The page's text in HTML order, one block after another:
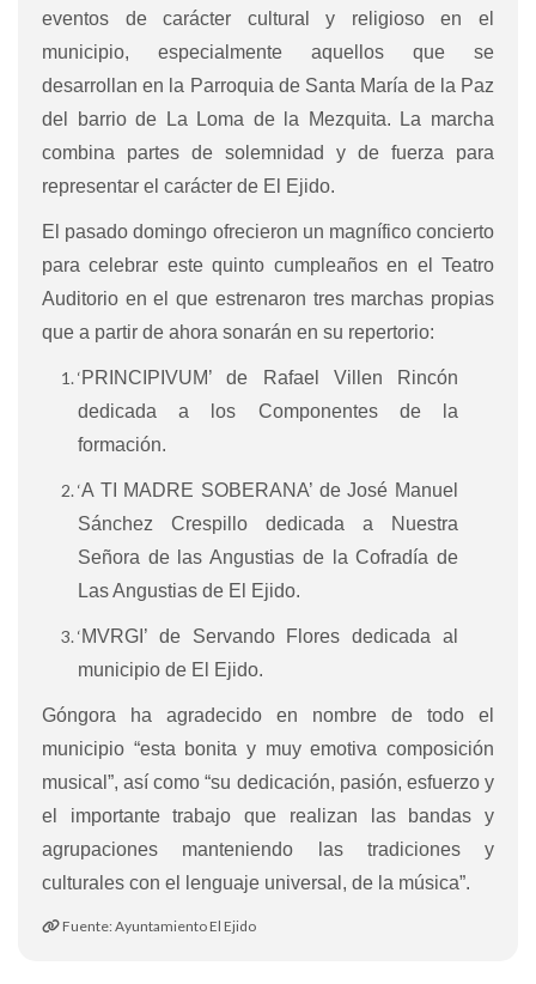
eventos de carácter cultural y religioso en el
municipio, especialmente aquellos que se
desarrollan en la Parroquia de Santa María de la Paz
del barrio de La Loma de la Mezquita. La marcha
combina partes de solemnidad y de fuerza para
representar el carácter de El Ejido.
El pasado domingo ofrecieron un magnífico concierto
para celebrar este quinto cumpleaños en el Teatro
Auditorio en el que estrenaron tres marchas propias
que a partir de ahora sonarán en su repertorio:
‘PRINCIPIVUM’ de Rafael Villen Rincón
dedicada a los Componentes de la
formación.
‘A TI MADRE SOBERANA’ de José Manuel
Sánchez Crespillo dedicada a Nuestra
Señora de las Angustias de la Cofradía de
Las Angustias de El Ejido.
‘MVRGI’ de Servando Flores dedicada al
municipio de El Ejido.
Góngora ha agradecido en nombre de todo el
municipio “esta bonita y muy emotiva composición
musical”, así como “su dedicación, pasión, esfuerzo y
el importante trabajo que realizan las bandas y
agrupaciones manteniendo las tradiciones y
culturales con el lenguaje universal, de la música”.
Fuente: Ayuntamiento El Ejido